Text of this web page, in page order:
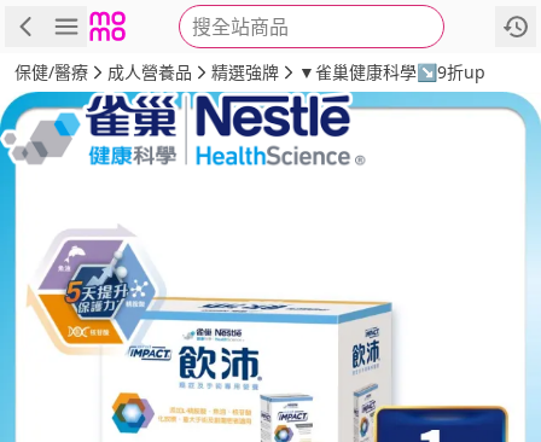
搜全站商品
商品 評價 詳情
保健/醫療 成人營養品 精選強牌 ▼雀巢健康科學↘9折up